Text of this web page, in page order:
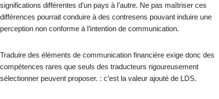
significations différentes d’un pays à l’autre. Ne pas maîtriser ces
différences pourrait conduire à des contresens pouvant induire une
perception non conforme à l’intention de communication.
Traduire des éléments de communication financière exige donc des
compétences rares que seuls des traducteurs rigoureusement
sélectionner peuvent proposer. : c’est la valeur ajouté de LDS.